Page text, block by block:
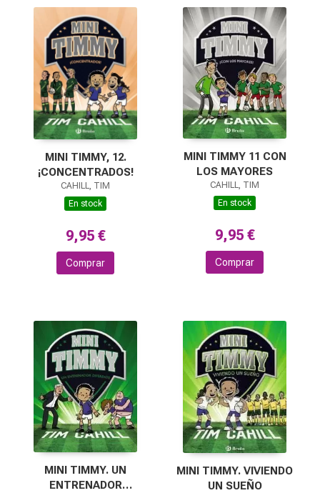
MINI TIMMY, 12.
¡CONCENTRADOS!
CAHILL, TIM
En stock
9,95 €
Comprar
MINI TIMMY 11 CON
LOS MAYORES
CAHILL, TIM
En stock
9,95 €
Comprar
MINI TIMMY. UN
ENTRENADOR
MINI TIMMY. VIVIENDO
UN SUEÑO